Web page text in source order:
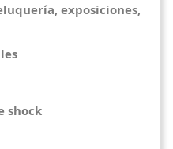
exposiciones,
shock